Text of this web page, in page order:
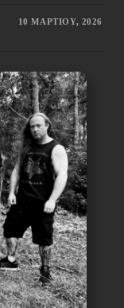
10 ΜΑΡΤΊΟΥ, 2026